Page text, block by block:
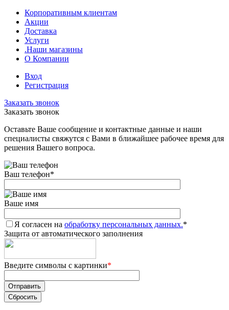
Корпоративным клиентам
Акции
Доставка
Услуги
.Наши магазины
О Компании
Вход
Регистрация
Заказать звонок
Заказать звонок
Оставьте Ваше сообщение и контактные данные и наши
специалисты свяжутся с Вами в ближайшее рабочее время для
решения Вашего вопроса.
Ваш телефон*
Ваше имя
Я согласен на обработку персональных данных.*
Защита от автоматического заполнения
Введите символы с картинки*